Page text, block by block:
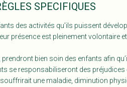
SPECIFIQUES
des activités qu’ils puissent
présence est pleinement
prendront bien soin des enfants afin
se responsabiliseront des
une maladie, diminution